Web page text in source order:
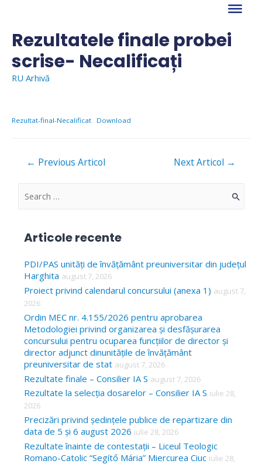
contentRezultatele finale probei
scrise- Necalificați
RU Arhivă
Rezultat-final-Necalificat Download
Navigare
← Previous Articol Next Articol →
S
c
h
f
o
r
Articole recente
PDI/PAS unități de învățământ preuniversitar din județul
Harghita august 7, 2026
Proiect privind calendarul concursului (anexa 1) august 7,
2026
Ordin MEC nr. 4.155/2026 pentru aprobarea
Metodologiei privind organizarea și desfășurarea
concursului pentru ocuparea funcțiilor de director și
director adjunct dinunitățile de învățământ
preuniversitar de stat august 7, 2026
Rezultate finale – Consilier IA S august 7, 2026
Rezultate la selecția dosarelor – Consilier IA S iulie 28,
2026
Precizări privind ședințele publice de repartizare din
data de 5 și 6 august 2026 iulie 28, 2026
Rezultate înainte de contestații – Liceul Teologic
Romano-Catolic “Segítő Mária” Miercurea Ciuc iulie 28,